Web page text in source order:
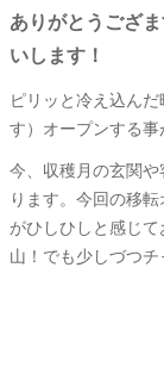
ありがとうござ
いします！
ピリッと冷え込ん
す）オープンする
今、収穫月の玄関
ります。今回の移
がひしひしと感じ
山！でも少しづつ